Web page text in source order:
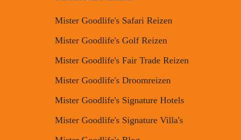
Mister Goodlife's Safari Reizen
Mister Goodlife's Golf Reizen
Mister Goodlife's Fair Trade Reizen
Mister Goodlife's Droomreizen
Mister Goodlife's Signature Hotels
Mister Goodlife's Signature Villa's